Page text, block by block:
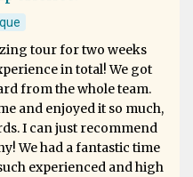
tour for two weeks
in total! We got
from the whole team.
and enjoyed it so much,
I can just recommend
We had a fantastic time
experienced and high